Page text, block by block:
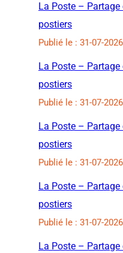
La Poste –
postiers
Publié le : 31-07-2026
La Poste –
postiers
Publié le : 31-07-2026
La Poste –
postiers
Publié le : 31-07-2026
La Poste –
postiers
Publié le : 31-07-2026
La Poste –